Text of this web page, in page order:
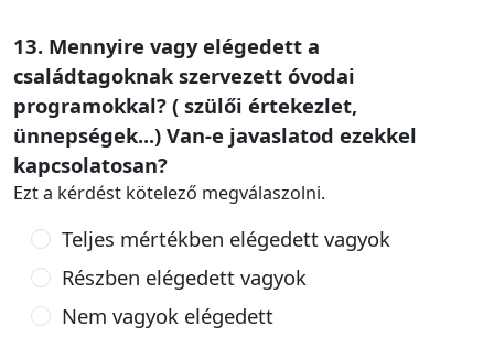
13. Mennyire vagy elégedett a
családtagoknak szervezett óvodai
programokkal? ( szülői értekezlet,
ünnepségek...) Van-e javaslatod ezekkel
kapcsolatosan?
Ezt a kérdést kötelező megválaszolni.
Teljes mértékben elégedett vagyok
Részben elégedett vagyok
Nem vagyok elégedett